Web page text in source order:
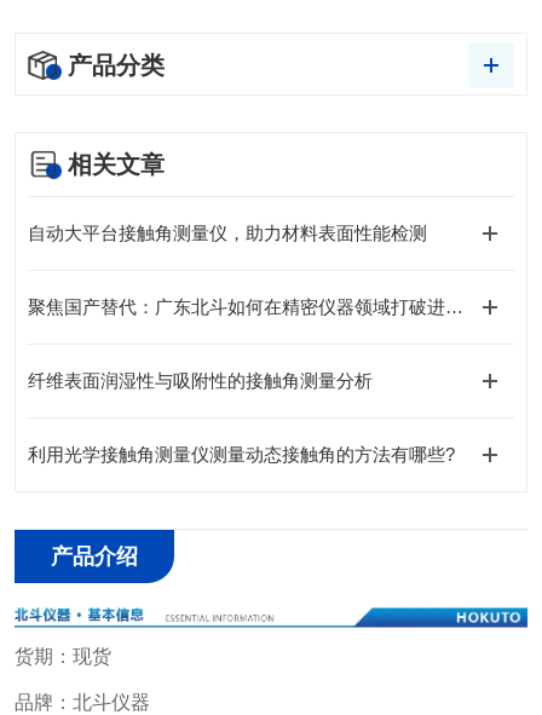
产品分类
相关文章
自动大平台接触角测量仪，助力材料表面性能检测
聚焦国产替代：广东北斗如何在精密仪器领域打破进口垄断？
纤维表面润湿性与吸附性的接触角测量分析
利用光学接触角测量仪测量动态接触角的方法有哪些?
产品介绍
货期：现货
品牌：北斗仪器